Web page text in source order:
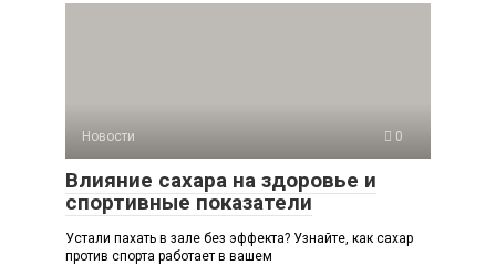
Новости 0
Влияние сахара на здоровье и
спортивные показатели
Устали пахать в зале без эффекта? Узнайте, как сахар
против спорта работает в вашем